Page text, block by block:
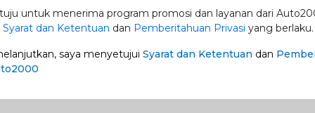
program ini. Simak selengkapnya di
untuk menerima program promosi dan layanan dari
Syarat dan Ketentuan dan Pemberitahuan Privasi yang berlaku.
saya menyetujui Syarat dan Ketentuan dan